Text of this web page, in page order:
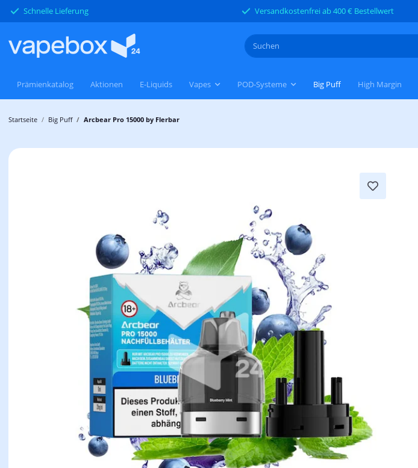
Schnelle Lieferung Versandkostenfrei ab 400 € Bestellwert
Aktionen E-Liquids Vapes POD-Systeme Big Puff High Margin
Prämienkatalog
Startseite Big Puff Arcbear Pro 15000 by Flerbar